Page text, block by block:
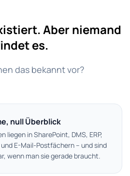
Aber niemand
es.
das bekannt vor?
null Überblick
liegen in SharePoint, DMS, ERP,
E-Mail-Postfächern – und sind
wenn man sie gerade braucht.